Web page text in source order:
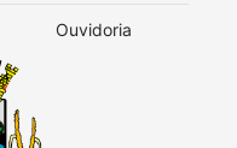
Ouvidoria